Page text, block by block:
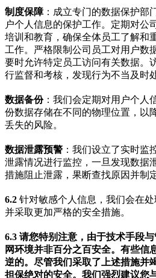
制度保障：成立专门的数据保护部
户个人信息的保护工作。定期对公
培训和教育，确保全体员工了解和
工作。严格限制公司员工对用户数
要时允许特定员工访问有关数据。
行监督和考核，发现行为不当及时
数据备份：我们会定期对用户个人
份数据存储在不同的物理位置，以
丢失的风险。
数据泄露预警 ：我们设立了实时监
泄露情况进行监控，一旦发现数据
措施阻止泄露，果断查找原因并制
6.2 针对敏感个人信息，我们会在处
并采取更加严格的安全措施。
6.3 请您特别注意，由于技术手段
网环境并非百分之百安全。有些信
逆的。尽管我们采取了上述措施并
担保绝对的安全。我们强烈建议您